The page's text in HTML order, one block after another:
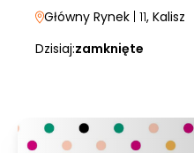
Główny Rynek | 11, Kalisz
Dzisiaj:zamknięte